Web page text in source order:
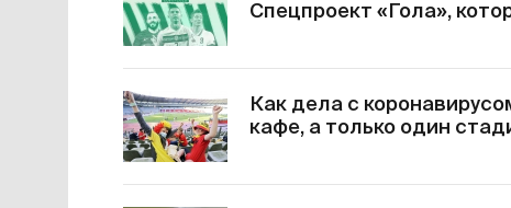
Спецпроект «Гола»,
Как дела с
кафе, а только один